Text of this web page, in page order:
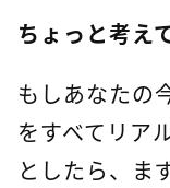
ちょっと考え
もしあなたの
をすべてリア
としたら、ま